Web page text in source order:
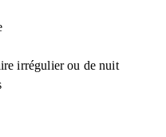
irrégulier ou de nuit